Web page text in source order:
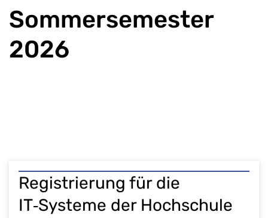
Sommersemester
2026
Registrierung für die
IT‑Systeme der Hochschule